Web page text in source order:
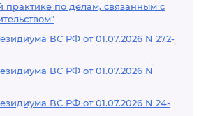
практике по делам, связанным с
ВС РФ от 01.07.2026 N 272-
ВС РФ от 01.07.2026 N
ВС РФ от 01.07.2026 N 24-